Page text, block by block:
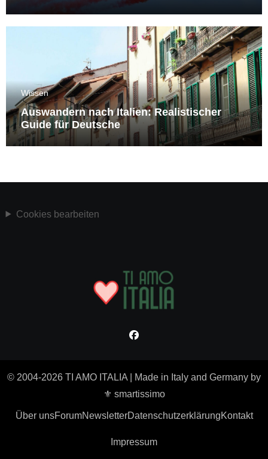
Wissen
Auswandern nach Italien: Realistischer
Guide für Deutsche
Cookies bearbeiten
© 2004-2026 TI AMO ITALIA
Made in Italy and Germany by
⚜ smartissimo
Über unsForumNewsletterDatenschutzerklärungKontakt
Impressum